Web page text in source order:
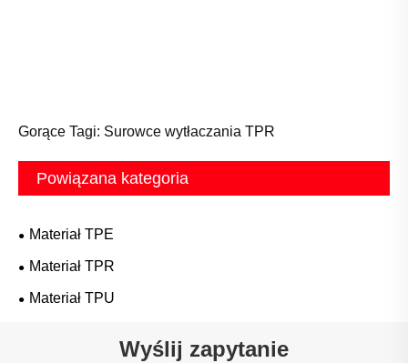
Gorące Tagi: Surowce wytłaczania TPR
Powiązana kategoria
Materiał TPE
Materiał TPR
Materiał TPU
Wyślij zapytanie